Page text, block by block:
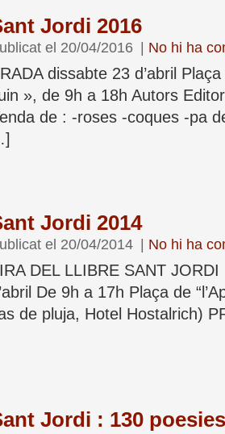
Jordi 2016
el 20/04/2016 No hi ha
dissabte 23 d’abril
», de 9h a 18h Autors
de : -roses -coques -pa
Jordi 2014
el 20/04/2014 No hi ha
DEL LLIBRE SANT
De 9h a 17h Plaça de
de pluja, Hotel Hostalrich)
Jordi : 130